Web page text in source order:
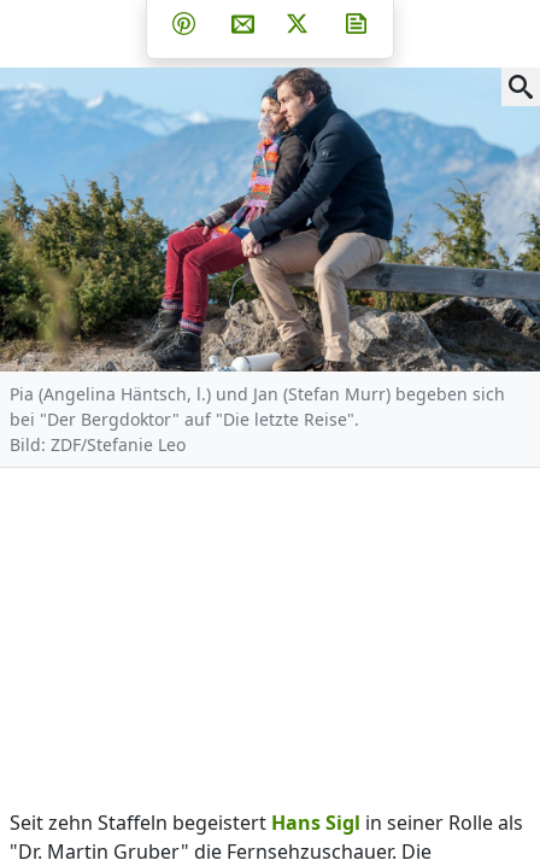
Teilen auf Facebook
Teilen auf Whatsapp
Teilen auf Telegram
Teilen auf Pinterest
Per E-Mail teilen
Post auf X
Pia (Angelina Häntsch, l.) und Jan (Stefan Murr) begeben sich
bei "Der Bergdoktor" auf "Die letzte Reise".
Bild: ZDF/Stefanie Leo
Seit zehn Staffeln begeistert Hans Sigl in seiner Rolle als
"Dr. Martin Gruber" die Fernsehzuschauer. Die